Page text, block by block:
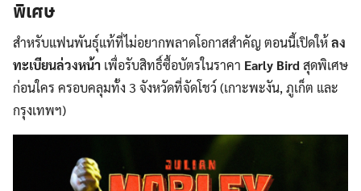
Search
พิเศษ
สำหรับแฟนพันธุ์แท้ที่ไม่อยากพลาดโอกาสสำคัญ ตอนนี้เปิดให้ลง
ทะเบียนล่วงหน้า เพื่อรับสิทธิ์ซื้อบัตรในราคา Early Bird สุดพิเศษ
ก่อนใคร ครอบคลุมทั้ง 3 จังหวัดที่จัดโชว์ (เกาะพะงัน, ภูเก็ต และ
กรุงเทพฯ)